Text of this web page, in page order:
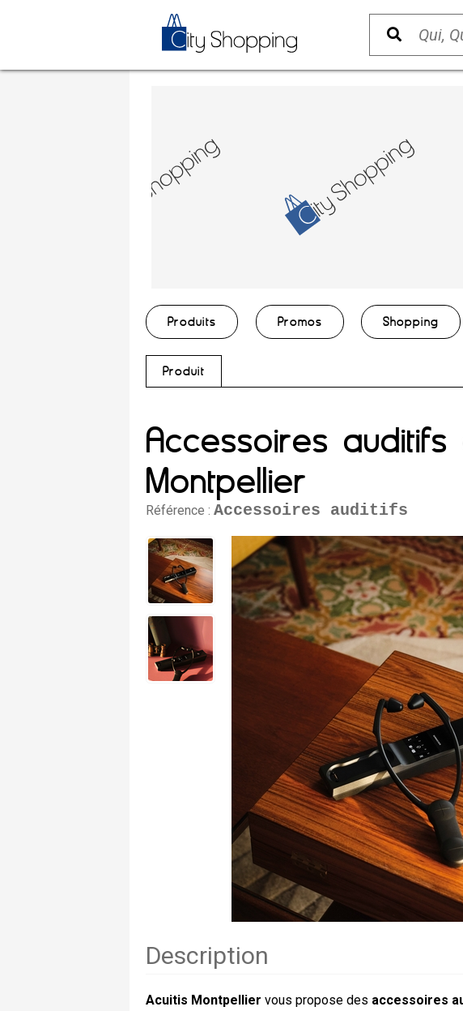
Produits Promos Shopping
Produit
Accessoires
Montpellier
Référence : Accessoires auditifs
Description
Acuitis Montpellier vous propose des accessoires